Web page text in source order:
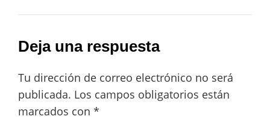
Deja una respuesta
Tu dirección de correo electrónico no será
publicada. Los campos obligatorios están
marcados con *